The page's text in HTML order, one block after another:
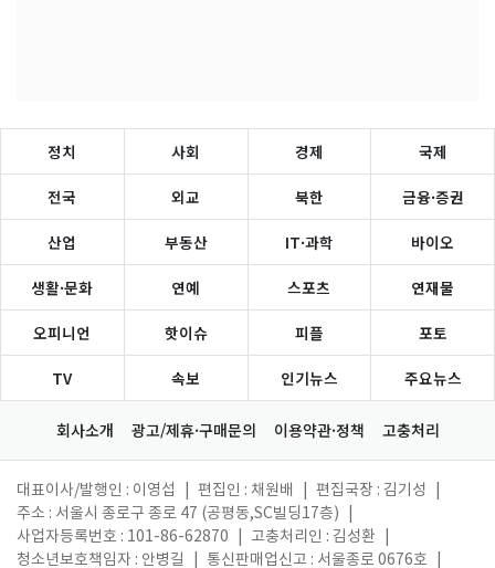
정치 사회 경제 국제
전국 외교 북한 금융·증권
산업 부동산 IT·과학 바이오
생활·문화 연예 스포츠 연재물
오피니언 핫이슈 피플 포토
TV 속보 인기뉴스 주요뉴스
회사소개 광고/제휴·구매문의 이용약관·정책 고충처리
대표이사/발행인 : 이영섭 편집인 : 채원배 편집국장 : 김기성
주소 : 서울시 종로구 종로 47 (공평동,SC빌딩17층)
사업자등록번호 : 101-86-62870
고충처리인 : 김성환
청소년보호책임자 : 안병길
통신판매업신고 : 서울종로 0676호